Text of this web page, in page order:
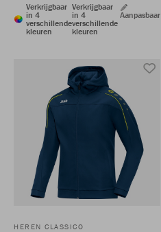
Verkrijgbaar
in 4
verschillende
kleuren
Verkrijgbaar
in 4
verschillende
kleuren
Aanpasbaar
HEREN CLASSICO